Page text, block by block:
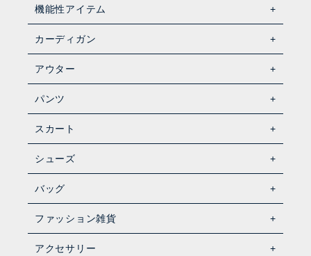
機能性アイテム
カーディガン
アウター
パンツ
スカート
シューズ
バッグ
ファッション雑貨
アクセサリー